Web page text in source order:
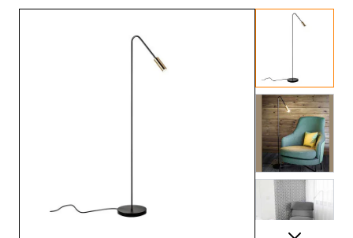
View
View
View